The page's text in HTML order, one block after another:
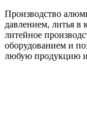
Производство
давлением, литья
литейное
оборудованием и
любую продукцию